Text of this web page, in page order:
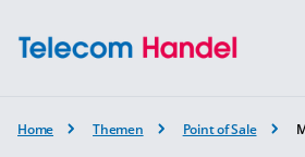
Home Themen Point of Sale